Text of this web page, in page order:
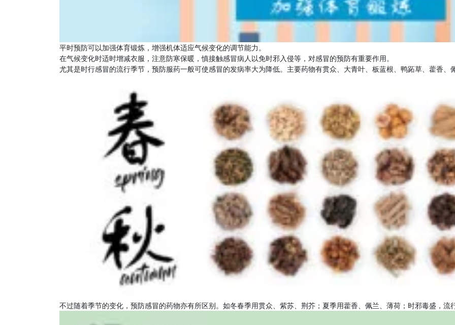
平时预防可以加强体育锻炼，增强机体适应气候变化的调节能力。
在气候变化时适时增减衣服，注意防寒保暖，慎接触感冒病人以免时邪入侵等，对感冒的预防有重要作用。
尤其是时行感冒的流行季节，预防服药一般可使感冒的发病率大为降低。主要药物有贯众、大青叶、板蓝根、鸭跖草、藿香、
不过随着季节的变化，预防感冒的药物亦有所区别。如冬春季用贯众、紫苏、荆芥；夏季用藿香、佩兰、薄荷；时邪毒盛，